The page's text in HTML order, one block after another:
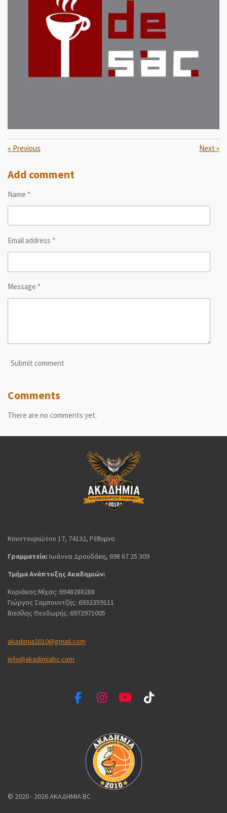
« Previous Next»
Add comment
Name *
Email address *
Message *
Submit comment
Comments
There are no comments yet.
Κουντουριώτου 17, 74132, Ρέθυμνο
Γραμματεία: Ιωάννα Δρουδάκη, 698 67 25 309
Τμήμα Ανάπτυξης Ακαδημιών:
Κυριάκος Μίχας: 6948288288
Γιώργος Σαμπουντζής: 6932359111
Βασίλης Θεοδωρής: 6972971005
akadimia2010@gmail.com
info@akadimiabc.com
F
I
t
a
g
r
a
m
Y
T
u
b
e
T
© 2020 - 2026 ΑΚΑΔΗΜΙΑ BC